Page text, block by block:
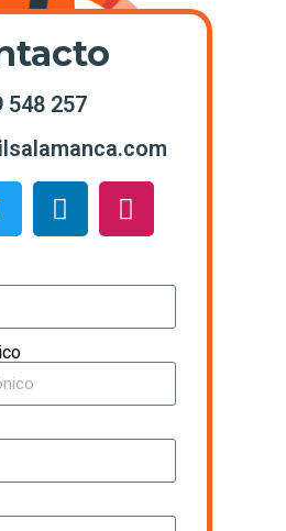
548 257